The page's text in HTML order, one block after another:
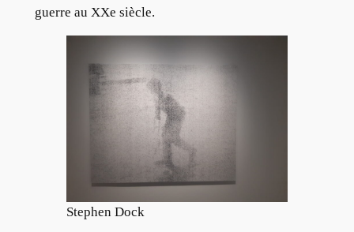
guerre au XXe siècle.
Stephen Dock